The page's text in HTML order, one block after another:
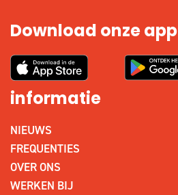
Download onze app
informatie
NIEUWS
FREQUENTIES
OVER ONS
WERKEN BIJ